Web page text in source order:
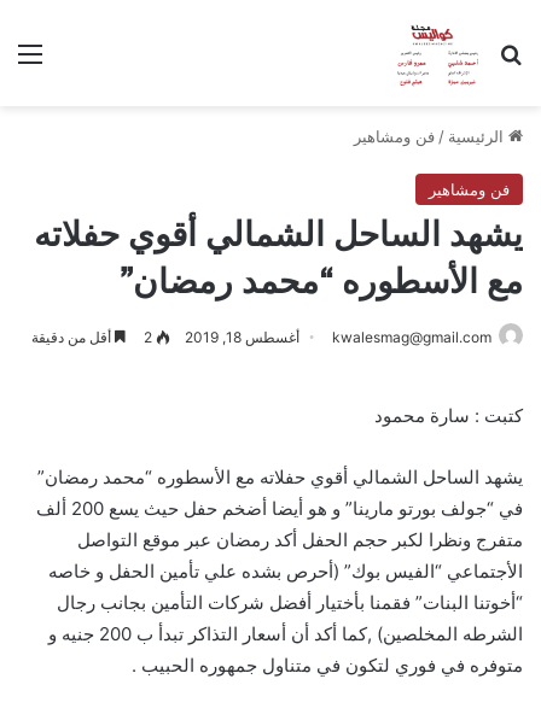
بحث عن
الرئيسية / فن ومشاهير
فن ومشاهير
يشهد الساحل الشمالي أقوي حفلاته
مع الأسطوره “محمد رمضان”
kwalesmag@gmail.com أغسطس 18, 2019 2 أقل من دقيقة
كتبت : سارة محمود
يشهد الساحل الشمالي أقوي حفلاته مع الأسطوره “محمد رمضان”
في “جولف بورتو مارينا” و هو أيضا أضخم حفل حيث يسع 200 ألف
متفرج ونظرا لكبر حجم الحفل أكد رمضان عبر موقع التواصل
الأجتماعي “الفيس بوك” (أحرص بشده علي تأمين الحفل و خاصه
“أخوتنا البنات” فقمنا بأختيار أفضل شركات التأمين بجانب رجال
الشرطه المخلصين) ,كما أكد أن أسعار التذاكر تبدأ ب 200 جنيه و
متوفره في فوري لتكون في متناول جمهوره الحبيب .